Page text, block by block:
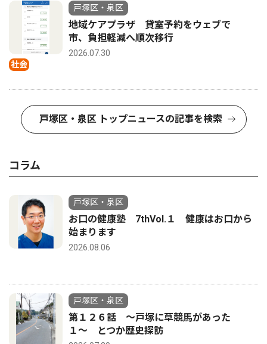
社会
戸塚区・泉区
地域ケアプラザ 貸室予約をウェブで
市、負担軽減へ順次移行
2026.07.30
戸塚区・泉区 トップニュースの記事を検索
コラム
戸塚区・泉区
お口の健康塾 7thVol.１ 健康はお口から
始まります
2026.08.06
戸塚区・泉区
第１２６話 〜戸塚に草競馬があった
１〜 とつか歴史探訪